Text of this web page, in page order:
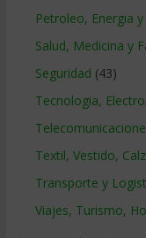
Petroleo, Energia
Salud, Medicina y
Seguridad (43)
Tecnologia,
Textil, Vestido,
Transporte y
Viajes, Turismo,